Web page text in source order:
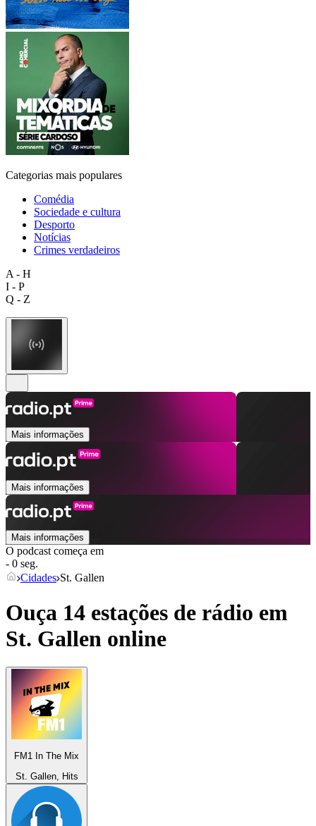
Categorias mais populares
Comédia
Sociedade e cultura
Desporto
Notícias
Crimes verdadeiros
A - H
I - P
Q - Z
Mais informações
Mais informações
Mais informações
O podcast começa em
- 0 seg.
Cidades St. Gallen
Ouça 14 estações de rádio em
St. Gallen online
FM1 In The Mix
St. Gallen, Hits